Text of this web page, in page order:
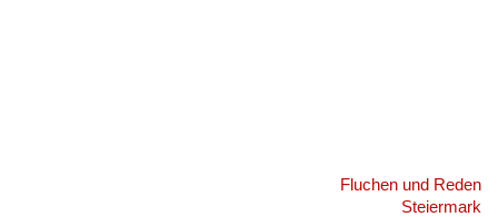
Fluchen und Reden
Steiermark